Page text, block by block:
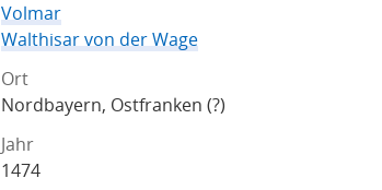
Volmar
Walthisar von der Wage
Ort
Nordbayern, Ostfranken (?)
Jahr
1474